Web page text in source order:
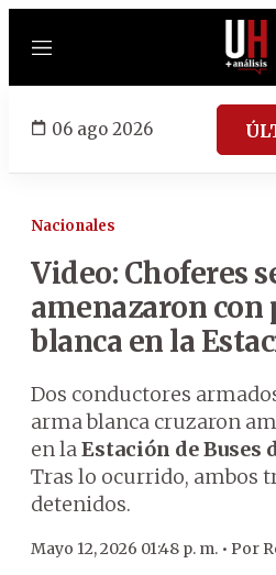
Menú
06 ago 2026
Nacionales
Video: Choferes
amenazaron con
blanca en la
Dos conductores
arma blanca cruzaron
en laEstación de Buses
Tras lo ocurrido, ambos
detenidos.
Mayo 12, 2026 01:48 p. m. • Por